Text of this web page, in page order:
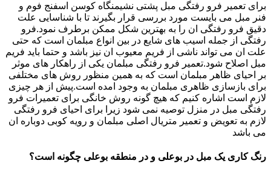
برای تعمیر فرو رفتگی مبل پشتی نشیمنگاه کوسن اسفنج فوم و
فنر مبل می بایست مورد بررسی قرار بگیرند تا با شناسایی علت
دقیق فرو رفتگی ان را به بهترین شکل ممکن برطرف نمود.فرو
رفتگی از جمله اسیب های شایع در بین انواع مبلمان است که حتی
علت ان می تواند ناشی از فریم معیوب ان نیز باشد و حتما باید فریم
مبل اصلاح شود.تعمیر فرو رفتگی مبلمان یکی از راهکار های موثر
بر احیای ظاهر مبلمان است که به همین منظور روش های مختلفی
برای بازسازی ظاهری مبلمان به وجود امده است.پیش از هر چیزی
لازم است اشاره کنیم که هیچ گونه روش خانگی برای تعمیرات فرو
رفتگی مبل در منزل توصیه نمی شود زیرا برای احیای فرو رفتگی
لازم به تعویض و تعمیر متریال اصلی مبلمان و رویه کوبی دوباره ان
می باشد
رنگ کاری یک مبل در بوعلی و در منطقه بوعلی چگونه است؟